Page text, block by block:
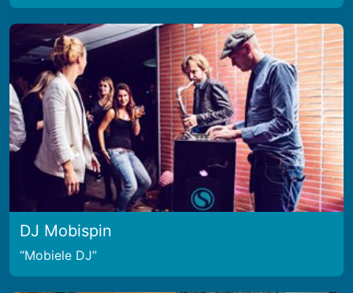
DJ Mobispin
Mobiele DJ